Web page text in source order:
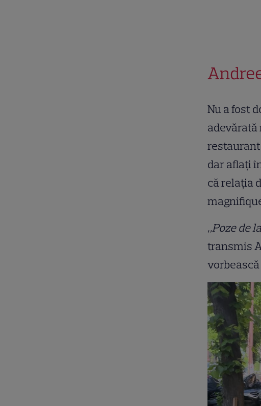
Nu a fost
adevărată
dar aflați
că relația
„Poze de
transmis